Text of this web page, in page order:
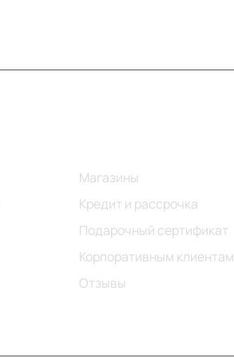
Магазины
Кредит и рассрочка
Подарочный сертификат
Корпоративным клиентам
Отзывы